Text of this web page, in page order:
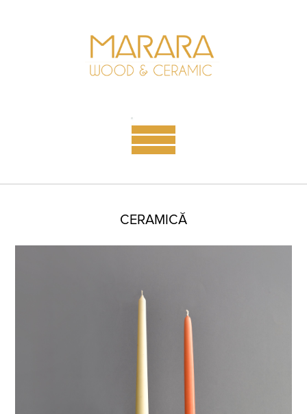
CERAMICĂ